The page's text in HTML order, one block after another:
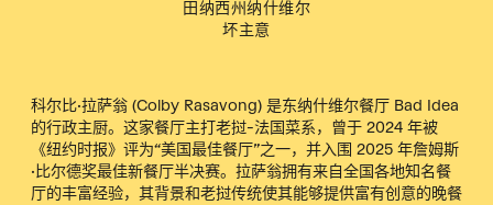
田纳西州纳什维尔
坏主意
科尔比·拉萨翁 (Colby Rasavong) 是东纳什维尔餐厅 Bad Idea
的行政主厨。这家餐厅主打老挝-法国菜系，曾于 2024 年被
《纽约时报》评为“美国最佳餐厅”之一，并入围 2025 年詹姆斯
·比尔德奖最佳新餐厅半决赛。拉萨翁拥有来自全国各地知名餐
厅的丰富经验，其背景和老挝传统使其能够提供富有创意的晚餐